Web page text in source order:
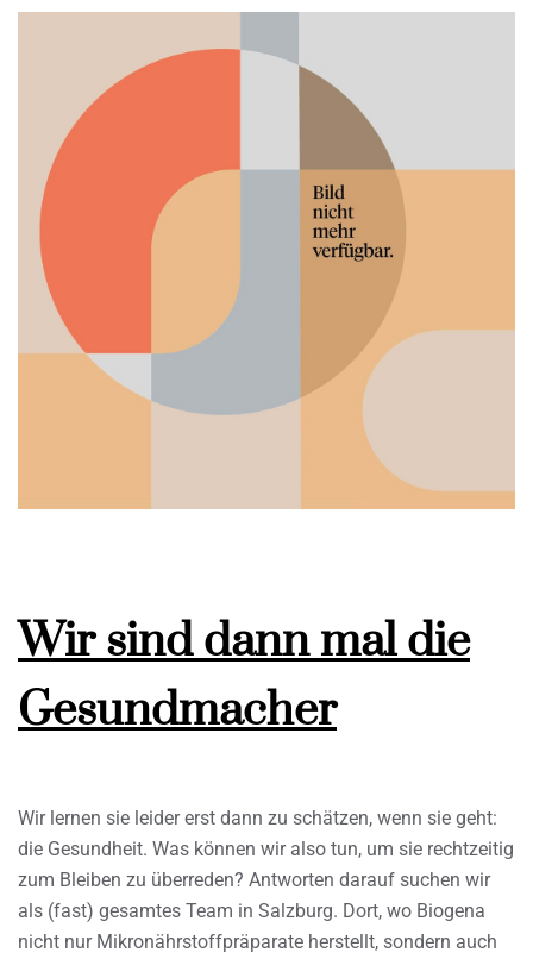
Wir sind dann mal die
Gesundmacher
Wir lernen sie leider erst dann zu schätzen, wenn sie geht:
die Gesundheit. Was können wir also tun, um sie rechtzeitig
zum Bleiben zu überreden? Antworten darauf suchen wir
als (fast) gesamtes Team in Salzburg. Dort, wo Biogena
nicht nur Mikronährstoffpräparate herstellt, sondern auch